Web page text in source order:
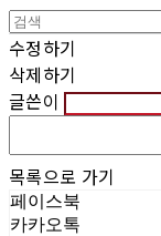
수정하기
삭제하기
글쓴이
목록으로 가기
페이스북
카카오톡